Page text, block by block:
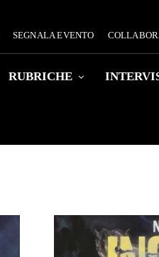
SEGNALA EVENTO
RUBRICHE